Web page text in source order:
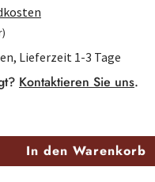
Lieferzeit 1-3 Tage
Kontaktieren Sie uns.
In den Warenkorb